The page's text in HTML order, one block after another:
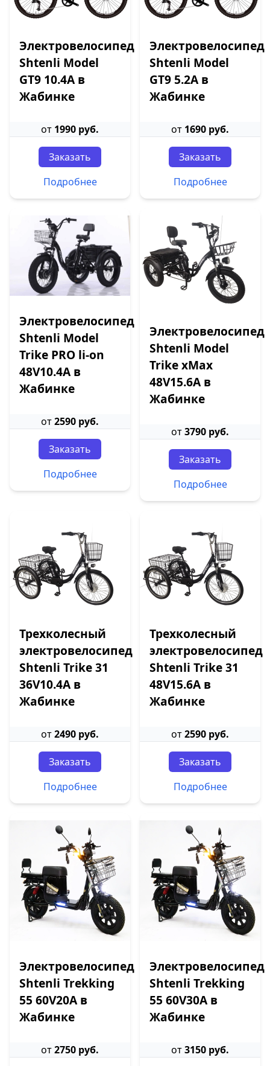
Электровелосипед
Shtenli Model
GT9 10.4А в
Жабинке
от 1990 руб.
Заказать
Подробнее
Электровелосипед
Shtenli Model
GT9 5.2А в
Жабинке
от 1690 руб.
Заказать
Подробнее
Электровелосипед
Shtenli Model
Trike PRO li-on
48V10.4A в
Жабинке
от2590 руб.
Заказать
Подробнее
Электровелосипед
Shtenli Model
Trike xMax
48V15.6A в
Жабинке
от3790 руб.
Заказать
Подробнее
Трехколесный
электровелосипед
Shtenli Trike 31
36V10.4A в
Жабинке
от2490 руб.
Заказать
Подробнее
Трехколесный
электровелосипед
Shtenli Trike 31
48V15.6A в
Жабинке
от2590 руб.
Заказать
Подробнее
Электровелосипед
Shtenli Trekking
55 60V20A в
Жабинке
от2750 руб.
Электровелосипед
Shtenli Trekking
55 60V30A в
Жабинке
от3150 руб.